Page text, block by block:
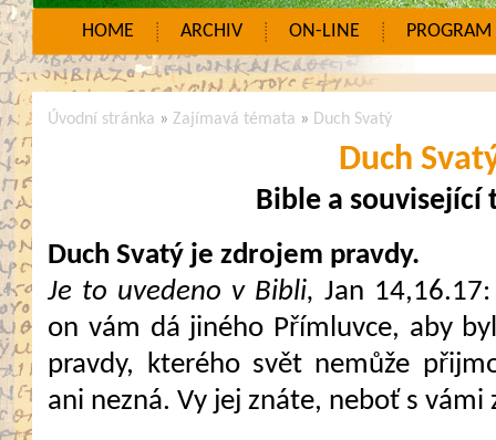
HOME ARCHIV ON-LINE PROGRAM
Úvodní stránka »Zajímavá témata » Duch Svatý
Duch
Bible a související
Duch Svatý je zdrojem pravdy.
Je to uvedeno v Bibli, Jan
on vám dá jiného Přímluvce, aby
pravdy, kterého svět nemůže
ani nezná. Vy jej znáte, neboť s vámi